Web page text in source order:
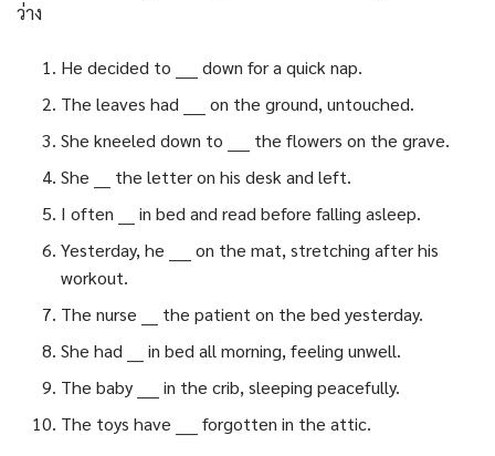
ว่าง
He decided to ____ down for a quick nap.
The leaves had ____ on the ground, untouched.
She kneeled down to ____ the flowers on the grave.
She ___ the letter on his desk and left.
I often ___ in bed and read before falling asleep.
Yesterday, he ____ on the mat, stretching after his
workout.
The nurse ___ the patient on the bed yesterday.
She had ___ in bed all morning, feeling unwell.
The baby ____ in the crib, sleeping peacefully.
The toys have ____ forgotten in the attic.